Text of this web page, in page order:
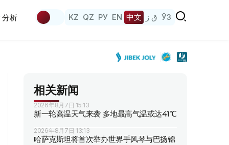
分析 KZ QZ РУ EN 中文 ق ز ЎЗ
相关新闻
2026年8月7日 15:13
新一轮高温天气来袭 多地最高气温或达41℃
2026年8月7日 13:13
哈萨克斯坦将首次举办世界手风琴与巴扬锦